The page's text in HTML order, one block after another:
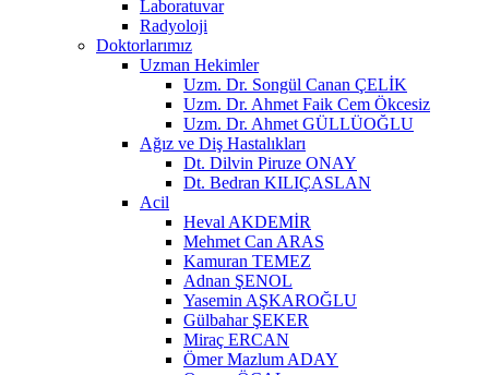
Laboratuvar
Radyoloji
Doktorlarımız
Uzman Hekimler
Uzm. Dr. Songül Canan ÇELİK
Uzm. Dr. Ahmet Faik Cem Ökcesiz
Uzm. Dr. Ahmet GÜLLÜOĞLU
Ağız ve Diş Hastalıkları
Dt. Dilvin Piruze ONAY
Dt. Bedran KILIÇASLAN
Acil
Heval AKDEMİR
Mehmet Can ARAS
Kamuran TEMEZ
Adnan ŞENOL
Yasemin AŞKAROĞLU
Gülbahar ŞEKER
Miraç ERCAN
Ömer Mazlum ADAY